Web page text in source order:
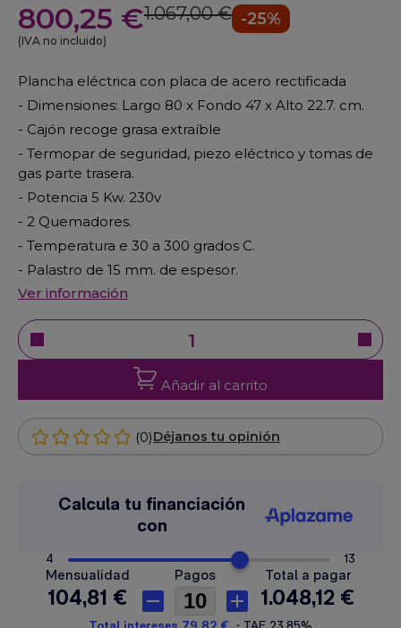
800,25 €1.067,00 € -25%
(IVA no incluido)
Plancha eléctrica con placa de acero rectificada
- Dimensiones: Largo 80 x Fondo 47 x Alto 22.7. cm.
- Cajón recoge grasa extraíble
- Termopar de seguridad, piezo eléctrico y tomas de
gas parte trasera.
- Potencia 5 Kw. 230v
- 2 Quemadores.
- Temperatura e 30 a 300 grados C.
- Palastro de 15 mm. de espesor.
Ver información
Añadir al carrito
(0)Déjanos tu opinión